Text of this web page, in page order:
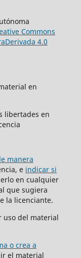
Commons
4.0
en
libertades en
manera
e indicar si
en cualquier
que sugiera
la licenciante.
uso del material
o crea a
el material